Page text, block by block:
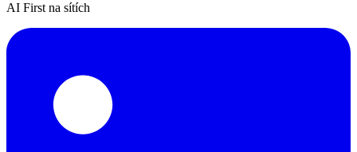
AI First na sítích